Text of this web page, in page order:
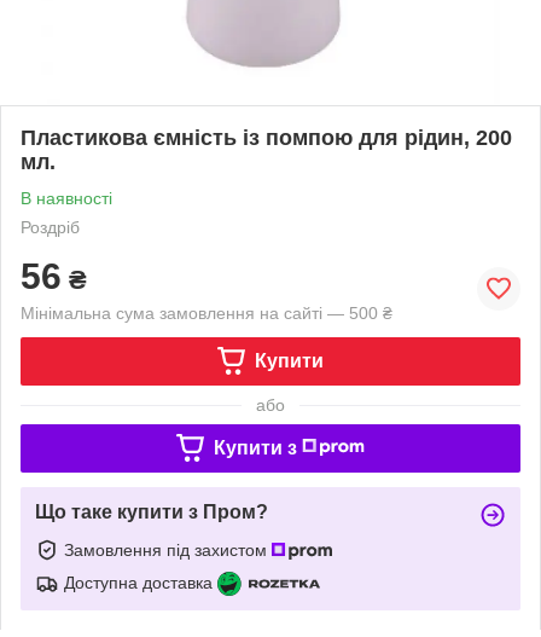
Пластикова ємність із помпою для рідин, 200
мл.
В наявності
Роздріб
56 ₴
Мінімальна сума замовлення на сайті — 500 ₴
Купити
або
Купити з
Що таке купити з Пром?
Замовлення під захистом
Доступна доставка